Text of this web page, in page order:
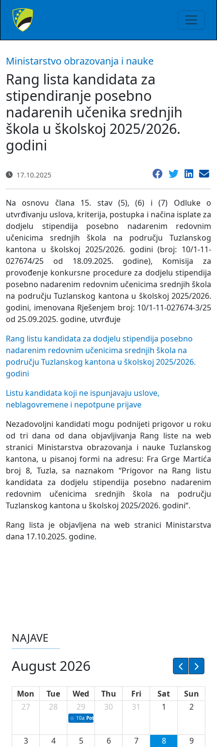
Ministarstvo obrazovanja i nauke
Rang lista kandidata za
stipendiranje posebno
nadarenih učenika srednjih
škola u školskoj 2025/2026.
godini
17.10.2025
Na osnovu člana 15. stav (5), (6) i (7) Odluke o
utvrđivanju uslova, kriterija, postupka i načina isplate za
dodjelu stipendija posebno nadarenim redovnim
učenicima srednjih škola na području Tuzlanskog
kantona u školskoj 2025/2026. godini (broj: 10/1-11-
027674/25 od 18.09.2025. godine), Komisija za
provođenje konkursne procedure za dodjelu stipendija
posebno nadarenim redovnim učenicima srednjih škola
na području Tuzlanskog kantona u školskoj 2025/2026.
godini, imenovana Rješenjem broj: 10/1-11-027674-3/25
od 25.09.2025. godine, utvrđuje
Rang listu kandidata za dodjelu stipendija posebno
nadarenim redovnim učenicima srednjih škola na
području Tuzlanskog kantona u školskoj 2025/2026.
godini
Listu kandidata koji ne ispunjavaju uslove,
neblagovremene i nepotpune prijave
Nezadovoljni kandidati mogu podnijeti prigovor u roku
od tri dana od dana objavljivanja Rang liste na web
stranici Ministarstva obrazovanja i nauke Tuzlanskog
kantona, u pisanoj formi na adresu: Fra Grge Martića
broj 8, Tuzla, sa naznakom “Prigovor na Rang listu
kandidata za dodjelu stipendija posebno nadarenim
redovnim učenicima srednjih škola na području
Tuzlanskog kantona u školskoj 2025/2026. godini“.
Rang lista je objavljena na web stranici Ministarstva
dana 17.10.2025. godine.
NAJAVE
August 2026
Mon Tue Wed Thu Fri Sat
Sun
27
28 29
10a Potpisivanje ugovora sa neprofitnim
30 31 1 2
3 4 5 6 7 8 9